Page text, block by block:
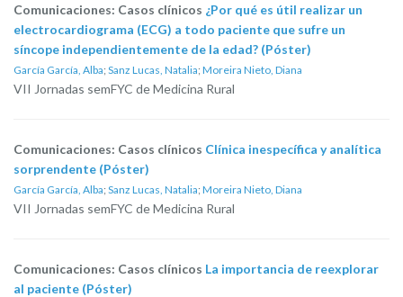
Comunicaciones: Casos clínicos ¿Por qué es útil realizar un
electrocardiograma (ECG) a todo paciente que sufre un
síncope independientemente de la edad? (Póster)
García García, Alba; Sanz Lucas, Natalia; Moreira Nieto, Diana
VII Jornadas semFYC de Medicina Rural
Comunicaciones: Casos clínicos Clínica inespecífica y analítica
sorprendente (Póster)
García García, Alba; Sanz Lucas, Natalia; Moreira Nieto, Diana
VII Jornadas semFYC de Medicina Rural
Comunicaciones: Casos clínicos La importancia de reexplorar
al paciente (Póster)